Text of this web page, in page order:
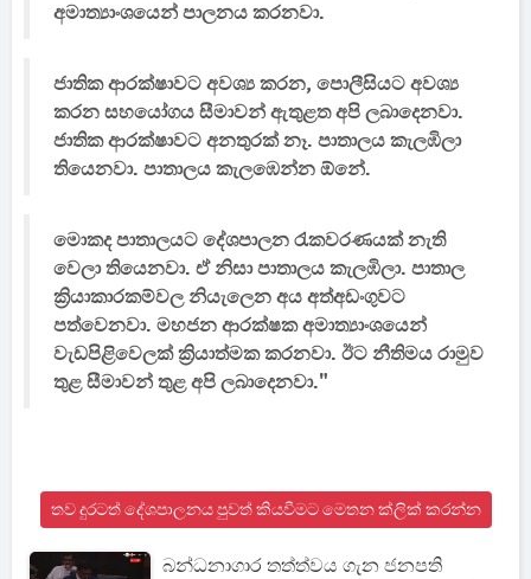
අමාත්‍යාංශයෙන් පාලනය කරනවා.
ජාතික ආරක්ෂාවට අවශ්‍ය කරන, පොලීසියට අවශ්‍ය
කරන සහයෝගය සීමාවන් ඇතුළත අපි ලබාදෙනවා.
ජාතික ආරක්ෂාවට අනතුරක් නෑ. පාතාලය කැලඹිලා
තියෙනවා. පාතාලය කැලඹෙන්න ඕනේ.
මොකද පාතාලයට දේශපාලන රැකවරණයක් නැති
වෙලා තියෙනවා. ඒ නිසා පාතාලය කැලඹිලා. පාතාල
ක්‍රියාකාරකම්වල නියැලෙන අය අත්අඩංගුවට
පත්වෙනවා. මහජන ආරක්ෂක අමාත්‍යාංශයෙන්
වැඩපිළිවෙලක් ක්‍රියාත්මක කරනවා. ඊට නීතිමය රාමුව
තුළ සීමාවන් තුළ අපි ලබාදෙනවා."
තව දුරටත් දේශපාලනය පුවත් කියවීමට මෙතන ක්ලික් කරන්න
බන්ධනාගාර තත්ත්වය ගැන ජනපති